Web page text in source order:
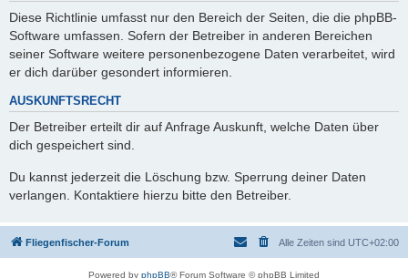
Diese Richtlinie umfasst nur den Bereich der Seiten, die die phpBB-
Software umfassen. Sofern der Betreiber in anderen Bereichen
seiner Software weitere personenbezogene Daten verarbeitet, wird
er dich darüber gesondert informieren.
AUSKUNFTSRECHT
Der Betreiber erteilt dir auf Anfrage Auskunft, welche Daten über
dich gespeichert sind.
Du kannst jederzeit die Löschung bzw. Sperrung deiner Daten
verlangen. Kontaktiere hierzu bitte den Betreiber.
Fliegenfischer-Forum Alle Zeiten sind UTC+02:00
Powered by phpBB® Forum Software © phpBB Limited